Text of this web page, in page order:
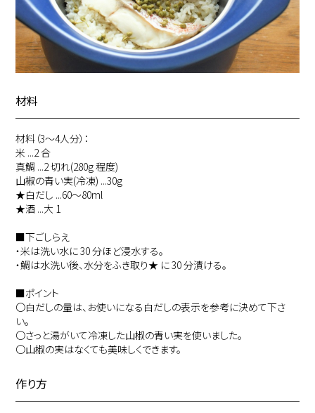
材料
材料（3～4人分）：
米 ...2 合
真鯛 ...2 切れ(280g 程度)
山椒の青い実(冷凍) ...30g
★白だし ...60〜80ml
★酒 ...大 1
■下ごしらえ
・米は洗い水に 30 分ほど浸水する。
・鯛は水洗い後、水分をふき取り★ に 30 分漬ける。
■ポイント
〇白だしの量は、お使いになる白だしの表示を参考に決めて下さ
い。
〇さっと湯がいて冷凍した山椒の青い実を使いました。
〇山椒の実はなくても美味しくできます。
作り方